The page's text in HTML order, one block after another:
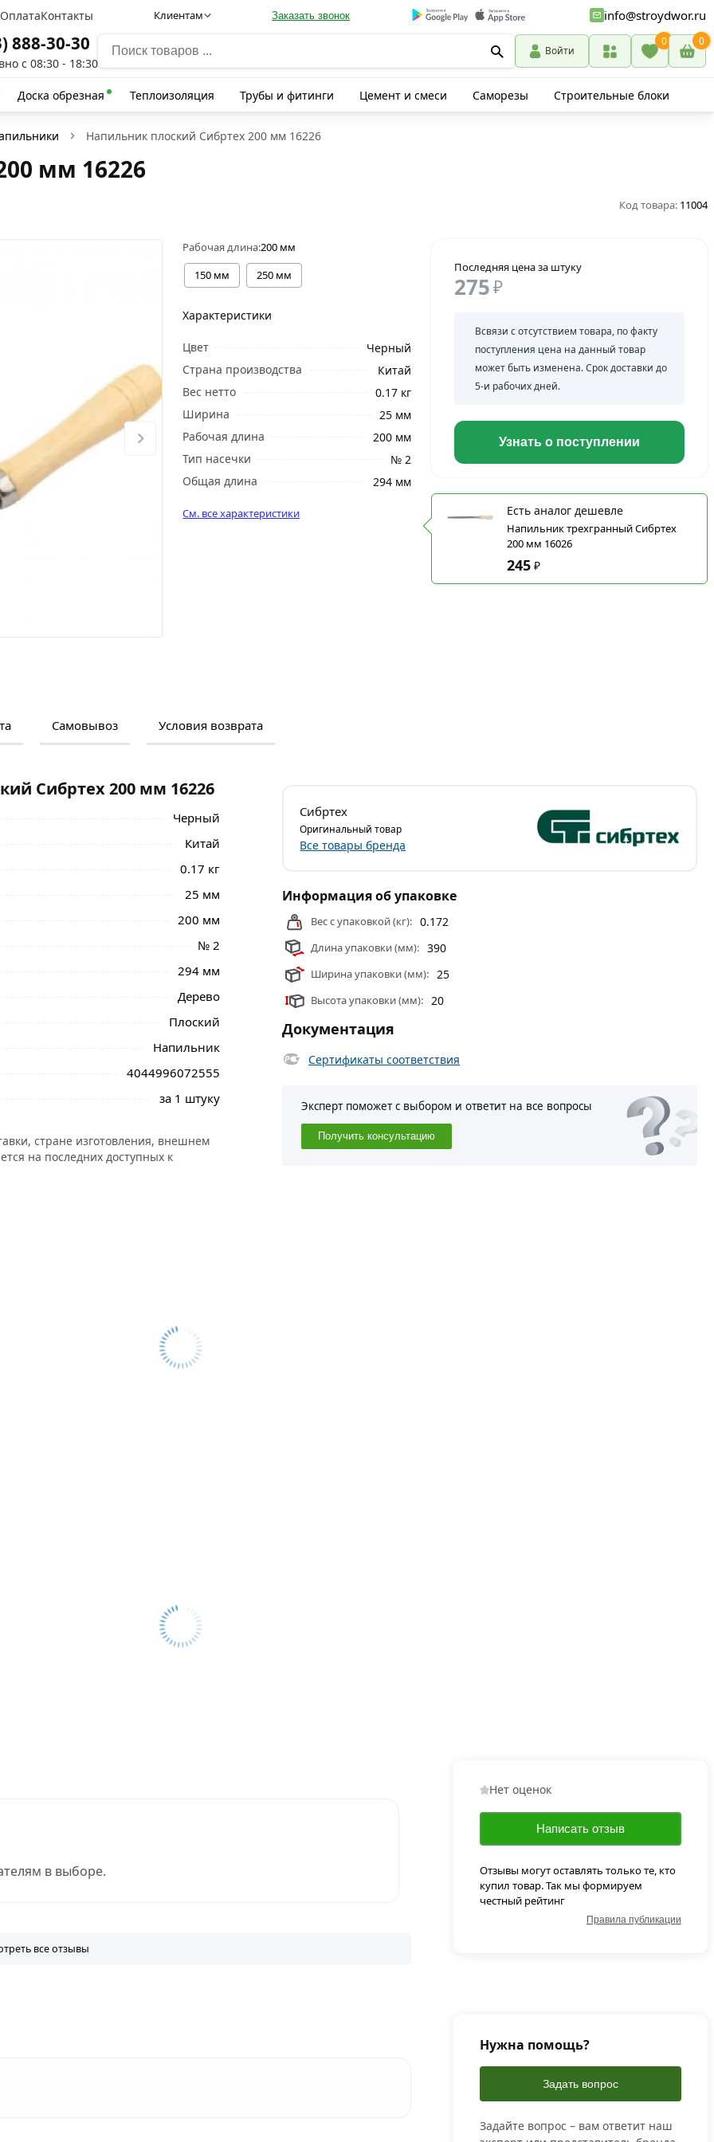
ОплатаКонтакты Клиентам Заказать звонок info@stroydwor.ru
888-30-30
с 08:30 - 18:30
Войти
0 0
Доска обрезная Теплоизоляция Трубы и фитинги Цемент и смеси Саморезы Строительные блоки
Напильник плоский Сибртех 200 мм 16226
мм 16226
Код товара: 11004
Рабочая длина:200 мм
150 мм
250 мм
Характеристики
Цвет
Черный
Страна производства
Китай
Вес нетто
0.17 кг
Ширина
25 мм
Рабочая длина
200 мм
Тип насечки
№ 2
Общая длина
294 мм
См. все характеристики
Последняя цена за штуку
275₽
Всвязи с отсутствием товара, по факту
поступления цена на данный товар
может быть изменена. Срок доставки до
5-и рабочих дней.
Узнать о поступлении
Есть аналог дешевле
Напильник трехгранный Сибртех
200 мм 16026
245 ₽
Самовывоз Условия возврата
и отзывами о товаре, чтобы сделать
предназначен для опиливания
размер, а также зачистить поверхность
твердых металлов, обеспечивает
слесарной мастерской, а также дома,
200 мм 16226 из категории
Сибртех 200 мм 16226
Черный
Китай
0.17 кг
25 мм
200 мм
№ 2
294 мм
Дерево
Плоский
Напильник
4044996072555
за 1 штуку
стране изготовления, внешнем
на последних доступных к
Сибртех
Оригинальный товар
Все товары бренда
Информация об упаковке
Вес с упаковкой (кг): 0.172
Длина упаковки (мм): 390
Ширина упаковки (мм): 25
Высота упаковки (мм): 20
Документация
Сертификаты соответствия
Эксперт поможет с выбором и ответит на все вопросы
Получить консультацию
в выборе.
все отзывы
Нет оценок
Написать отзыв
Отзывы могут оставлять только те, кто
купил товар. Так мы формируем
честный рейтинг
Правила публикации
Нужна помощь?
Задать вопрос
Задайте вопрос – вам ответит наш